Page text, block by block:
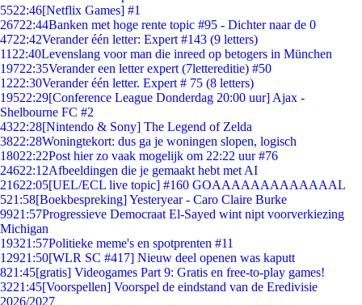
5522:46[Netflix Games] #1
26722:44Banken met hoge rente topic #95 - Dichter naar de 0
4722:42Verander één letter: Expert #143 (9 letters)
11 22:40Levenslang voor man die inreed op betogers in München
19722:35Verander een letter expert (7lettereditie) #50
1222:30Verander één letter. Expert # 75 (8 letters)
19522:29[Conference League Donderdag 20:00 uur] Ajax -
Shelbourne FC #2
4322:28[Nintendo & Sony] The Legend of Zelda
3822:28Woningtekort: dus ga je woningen slopen, logisch
18022:22Post hier zo vaak mogelijk om 22:22 uur #76
24622:12Afbeeldingen die je gemaakt hebt met AI
21622:05[UEL/ECL live topic] #160 GOAAAAAAAAAAAAAL
521:58[Boekbespreking] Yesteryear - Caro Claire Burke
9921:57Progressieve Democraat El-Sayed wint nipt voorverkiezing
Michigan
19321:57Politieke meme's en spotprenten #11
12921:50[WLR SC #417] Nieuw deel openen was kaputt
821:45[gratis] Videogames Part 9: Gratis en free-to-play games!
3221:45[Voorspellen] Voorspel de eindstand van de Eredivisie
2026/2027